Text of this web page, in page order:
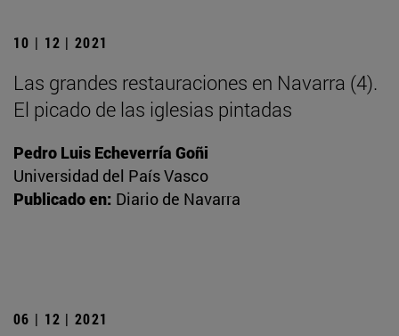
10 | 12 | 2021
Las grandes restauraciones en Navarra (4).
El picado de las iglesias pintadas
Pedro Luis Echeverría Goñi
Universidad del País Vasco
Publicado en: Diario de Navarra
06 | 12 | 2021